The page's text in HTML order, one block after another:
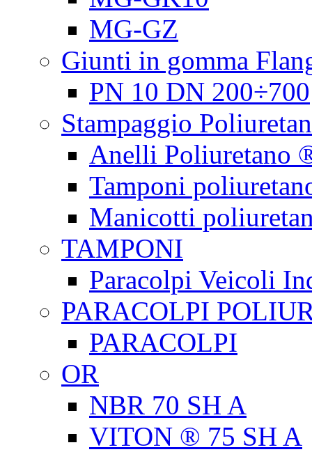
MG-GZ
Giunti in gomma
PN 10 DN 200÷700
Stampaggio
Anelli Poliuretano
Tamponi
Manicotti
TAMPONI
Paracolpi Veicoli
PARACOLPI
PARACOLPI
OR
NBR 70 SH A
VITON ® 75 SH A